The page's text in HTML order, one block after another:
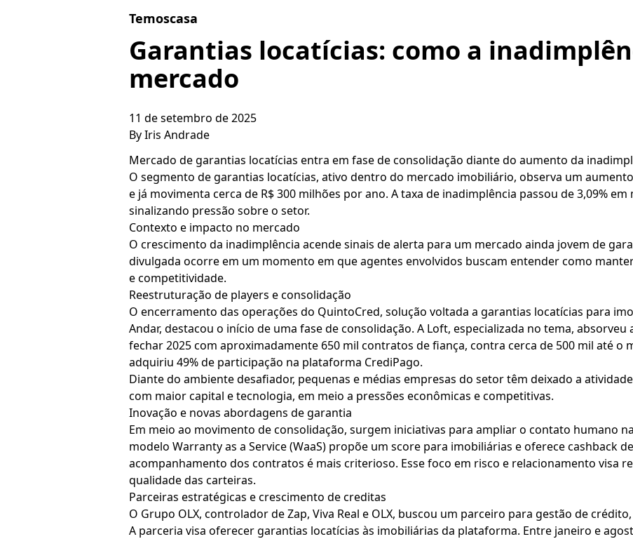
Temoscasa
Garantias locatícias: como a
mercado
11 de setembro de 2025
ByIris Andrade
Mercado de garantias locatícias entra em fase de consolidação diante do aumento da
O segmento de garantias locatícias, ativo dentro do mercado imobiliário, observa um
e já movimenta cerca de R$ 300 milhões por ano. A taxa de inadimplência passou de 3,09%
sinalizando pressão sobre o setor.
Contexto e impacto no mercado
O crescimento da inadimplência acende sinais de alerta para um mercado ainda jovem de
divulgada ocorre em um momento em que agentes envolvidos buscam entender como
e competitividade.
Reestruturação de players e consolidação
O encerramento das operações do QuintoCred, solução voltada a garantias locatícias para
Andar, destacou o início de uma fase de consolidação. A Loft, especializada no tema,
fechar 2025 com aproximadamente 650 mil contratos de fiança, contra cerca de 500 mil até o
adquiriu 49% de participação na plataforma CrediPago.
Diante do ambiente desafiador, pequenas e médias empresas do setor têm deixado a
com maior capital e tecnologia, em meio a pressões econômicas e competitivas.
Inovação e novas abordagens de garantia
Em meio ao movimento de consolidação, surgem iniciativas para ampliar o contato humano
modelo Warranty as a Service (WaaS) propõe um score para imobiliárias e oferece cashback
acompanhamento dos contratos é mais criterioso. Esse foco em risco e relacionamento visa
qualidade das carteiras.
Parceiras estratégicas e crescimento de creditas
O Grupo OLX, controlador de Zap, Viva Real e OLX, buscou um parceiro para gestão de
A parceria visa oferecer garantias locatícias às imobiliárias da plataforma. Entre janeiro e